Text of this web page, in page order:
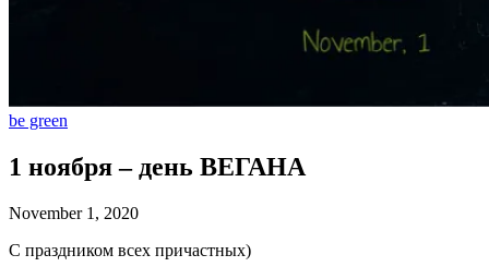
be green
1 ноября – день ВЕГАНА
November 1, 2020
С праздником всех причастных)